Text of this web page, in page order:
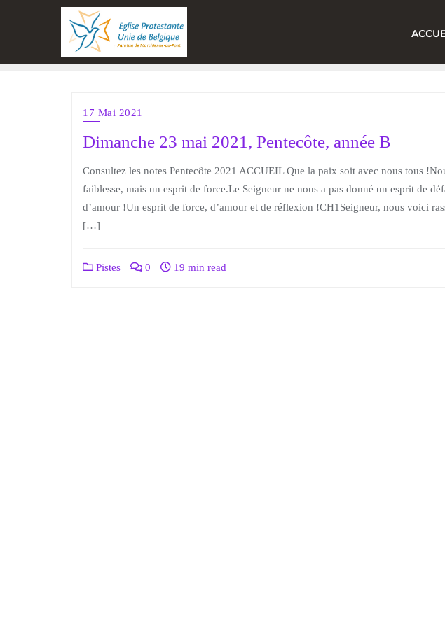
17 Mai 2021
Dimanche 23 mai 2021, Pentecôte, année B
Consultez les notes Pentecôte 2021 ACCUEIL Que la paix soit avec nous tous
faiblesse, mais un esprit de force.Le Seigneur ne nous a pas donné un esprit de
d’amour !Un esprit de force, d’amour et de réflexion !CH1Seigneur, nous voici
[…]
Pistes 0 19 min read